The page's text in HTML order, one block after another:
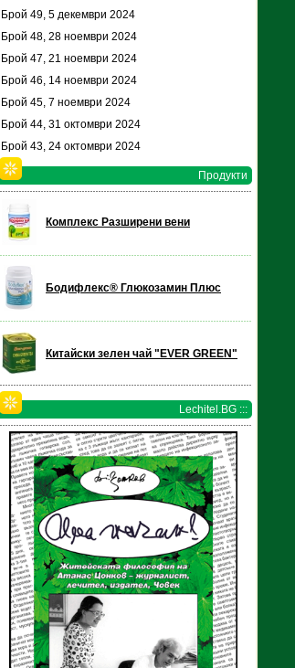
Брой 49, 5 декември 2024
Брой 48, 28 ноември 2024
Брой 47, 21 ноември 2024
Брой 46, 14 ноември 2024
Брой 45, 7 ноември 2024
Брой 44, 31 октомври 2024
Брой 43, 24 октомври 2024
Продукти
Комплекс Разширени вени
Бодифлекс® Глюкозамин Плюс
Китайски зелен чай "EVER GREEN"
Lechitel.BG :::